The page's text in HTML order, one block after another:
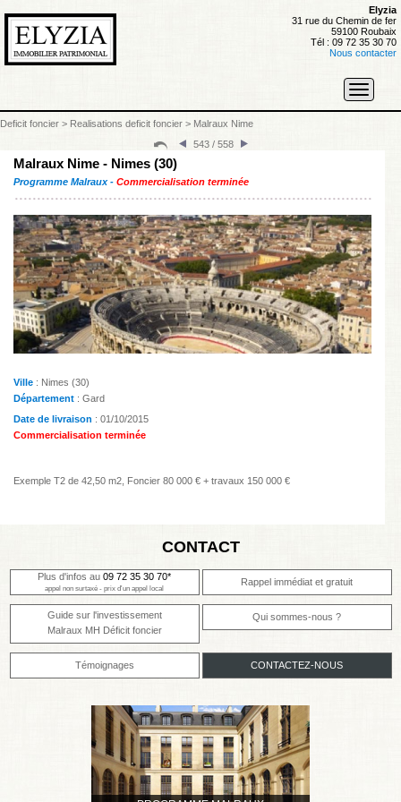
Elyzia
31 rue du Chemin de fer
59100 Roubaix
Tél : 09 72 35 30 70
Nous contacter
Toggle
Deficit foncier > Realisations deficit foncier > Malraux Nime
543 / 558
Malraux Nime - Nimes (30)
Programme Malraux - Commercialisation terminée
Ville : Nimes (30)
Département : Gard
Date de livraison : 01/10/2015
Commercialisation terminée
Exemple T2 de 42,50 m2, Foncier 80 000 € + travaux 150 000 €
CONTACT
Plus d'infos au 09 72 35 30 70*
appel non surtaxé - prix d'un appel local
Rappel immédiat et gratuit
Guide sur l'investissement
Malraux MH Déficit foncier
Qui sommes-nous ?
Témoignages CONTACTEZ-NOUS